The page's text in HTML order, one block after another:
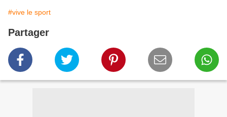
#vive le sport
Partager